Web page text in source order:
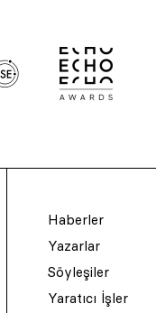
Haberler
Yazarlar
Söyleşiler
Yaratıcı İşler